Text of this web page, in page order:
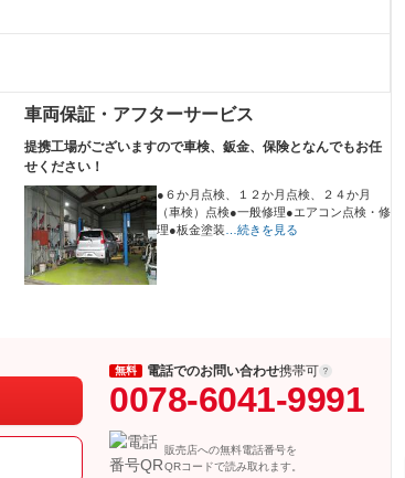
車両保証・アフターサービス
提携工場がございますので車検、鈑金、保険となんでもお任
せください！
●６か月点検、１２か月点検、２４か月
（車検）点検●一般修理●エアコン点検・修
理●板金塗装 …続きを見る
無料 電話でのお問い合わせ携帯可
0078-6041-9991
販売店への無料電話番号を
QRコードで読み取れます。